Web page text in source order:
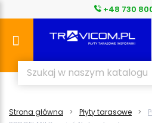
+48 730
Strona główna Płyty tarasowe